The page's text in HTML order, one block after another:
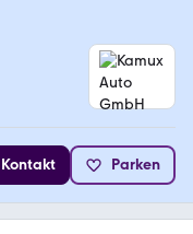
Kontakt Parken